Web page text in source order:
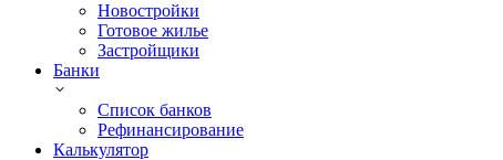
Новостройки
Готовое жилье
Застройщики
Банки
Список банков
Рефинансирование
Калькулятор